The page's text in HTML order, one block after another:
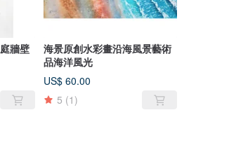
牆壁
海景原創水彩畫沿海風景藝術
品海洋風光
US$ 60.00
5 (1)